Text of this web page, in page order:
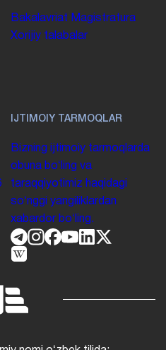
Bakalavriat Magistratura
Xorijiy talabalar
IJTIMOIY TARMOQLAR
Bizning ijtimoiy tarmoqlarda
obuna boʻling va
taraqqiyotimiz haqidagi
soʻnggi yangiliklardan
xabardor boʻling.